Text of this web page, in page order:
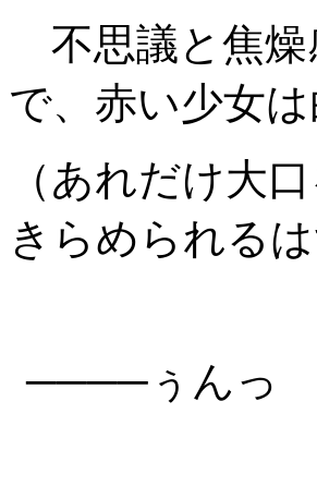
不思議と焦燥
で、赤い少女
（あれだけ大
きらめられる
────ぅんっ